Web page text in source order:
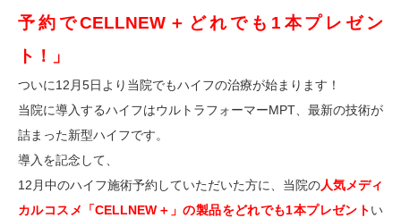
予約でCELLNEW＋どれでも1本プレゼン
ト！」
ついに12月5日より当院でもハイフの治療が始まります！
当院に導入するハイフはウルトラフォーマーMPT、最新の技術が
詰まった新型ハイフです。
導入を記念して、
12月中のハイフ施術予約していただいた方に、当院の人気メディ
カルコスメ「CELLNEW＋」の製品をどれでも1本プレゼントい